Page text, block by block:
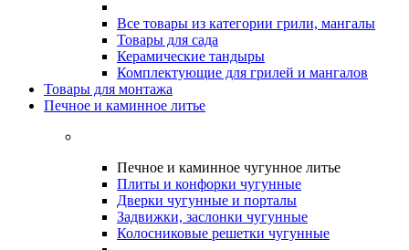
Все товары из категории грили, мангалы
Товары для сада
Керамические тандыры
Комплектующие для грилей и мангалов
Товары для монтажа
Печное и каминное литье
Печное и каминное чугунное литье
Плиты и конфорки чугунные
Дверки чугунные и порталы
Задвижки, заслонки чугунные
Колосниковые решетки чугунные